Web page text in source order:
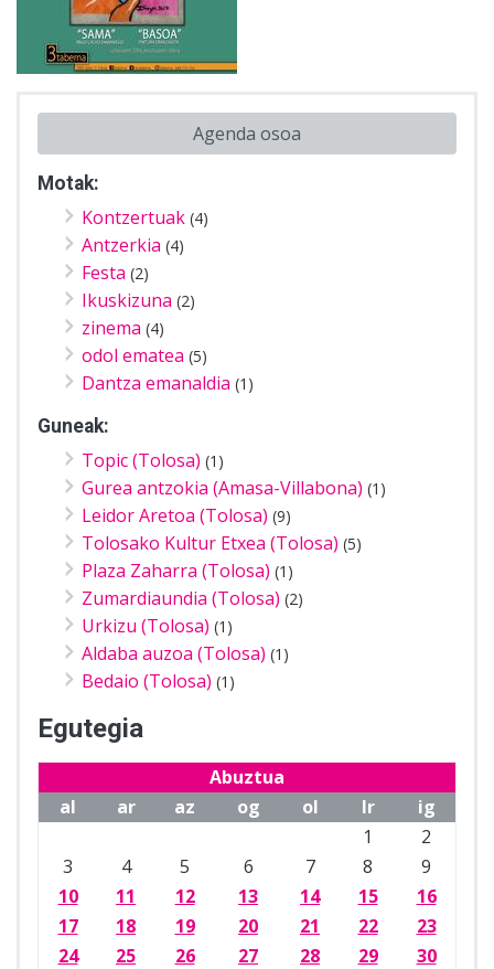
Agenda osoa
Motak:
Kontzertuak (4)
Antzerkia (4)
Festa (2)
Ikuskizuna (2)
zinema (4)
odol ematea (5)
Dantza emanaldia (1)
Guneak:
Topic (Tolosa) (1)
Gurea antzokia (Amasa-Villabona) (1)
Leidor Aretoa (Tolosa) (9)
Tolosako Kultur Etxea (Tolosa) (5)
Plaza Zaharra (Tolosa) (1)
Zumardiaundia (Tolosa) (2)
Urkizu (Tolosa) (1)
Aldaba auzoa (Tolosa) (1)
Bedaio (Tolosa) (1)
Egutegia
Abuztua
al
ar az og ol lr
ig
1
2
3
4 5 6 7 8
9
10
11 12 13 14 15
16
17
18 19 20 21 22
23
24
25 26 27 28 29
30